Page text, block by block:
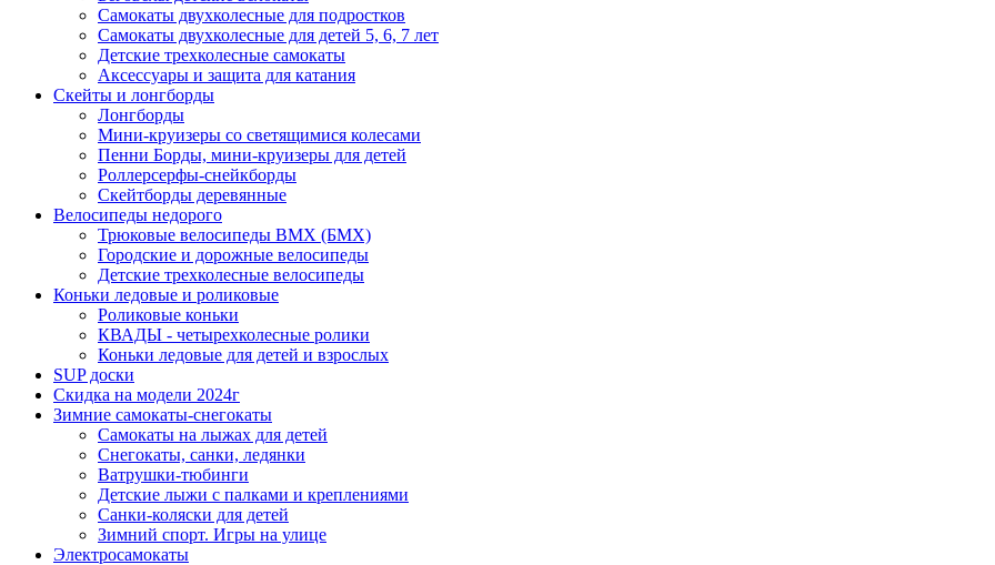
Самокаты двухколесные для подростков
Самокаты двухколесные для детей 5, 6, 7 лет
Детские трехколесные самокаты
Аксессуары и защита для катания
Cкейты и лонгборды
Лонгборды
Мини-круизеры со светящимися колесами
Пенни Борды, мини-круизеры для детей
Роллерсерфы-снейкборды
Скейтборды деревянные
Велосипеды недорого
Трюковые велосипеды BMX (БМХ)
Городские и дорожные велосипеды
Детские трехколесные велосипеды
Коньки ледовые и роликовые
Роликовые коньки
КВАДЫ - четырехколесные ролики
Коньки ледовые для детей и взрослых
SUP доски
Скидка на модели 2024г
Зимние самокаты-снегокаты
Самокаты на лыжах для детей
Снегокаты, санки, ледянки
Ватрушки-тюбинги
Детские лыжи с палками и креплениями
Санки-коляски для детей
Зимний спорт. Игры на улице
Электросамокаты